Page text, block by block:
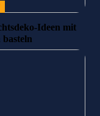
Ideen mit